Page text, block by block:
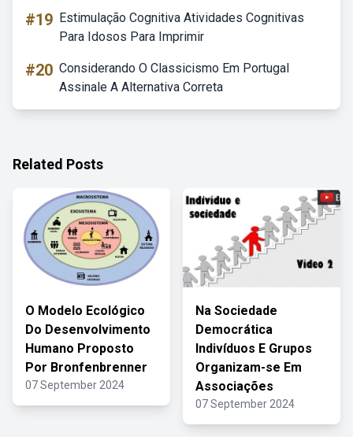
#19 Estimulação Cognitiva Atividades Cognitivas
Para Idosos Para Imprimir
#20 Considerando O Classicismo Em Portugal
Assinale A Alternativa Correta
Related Posts
O Modelo Ecológico
Do Desenvolvimento
Humano Proposto
Por Bronfenbrenner
07 September 2024
Na Sociedade
Democrática
Indivíduos E Grupos
Organizam-se Em
Associações
07 September 2024